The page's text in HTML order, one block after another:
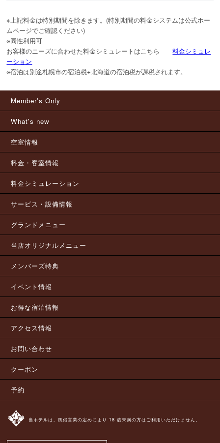
※上記料金は特別期間を除きます。(特別期間の料金システムは公式ホー
ムページでご確認ください)
※同性利用可
お客様のニーズに合わせた料金シミュレートはこちら 料金シミュレ
ーション
※宿泊は別途札幌市の宿泊税+北海道の宿泊税が課税されます。
Member's Only
What's new
空室情報
料金・客室情報
料金シミュレーション
サービス・設備情報
グランドメニュー
当店オリジナルメニュー
メンバーズ特典
イベント情報
お得な宿泊情報
アクセス情報
お問い合わせ
クーポン
予約
当ホテルは、風俗営業の定めにより 18 歳未満の方はご利用いただけません。